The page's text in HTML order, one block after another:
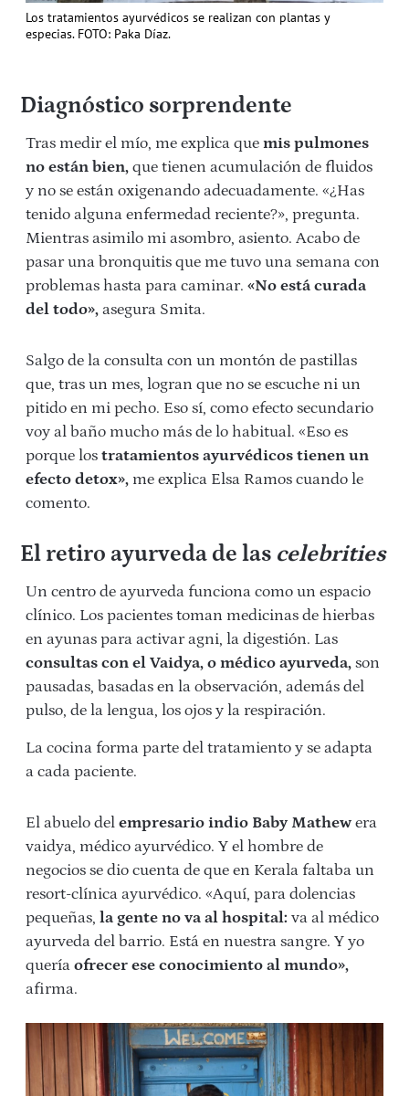
Los tratamientos ayurvédicos se realizan con plantas y
especias. FOTO: Paka Díaz.
Diagnóstico sorprendente
Tras medir el mío, me explica que mis pulmones
no están bien, que tienen acumulación de fluidos
y no se están oxigenando adecuadamente. «¿Has
tenido alguna enfermedad reciente?», pregunta.
Mientras asimilo mi asombro, asiento. Acabo de
pasar una bronquitis que me tuvo una semana con
problemas hasta para caminar. «No está curada
del todo», asegura Smita.
Salgo de la consulta con un montón de pastillas
que, tras un mes, logran que no se escuche ni un
pitido en mi pecho. Eso sí, como efecto secundario
voy al baño mucho más de lo habitual. «Eso es
porque los tratamientos ayurvédicos tienen un
efecto detox», me explica Elsa Ramos cuando le
comento.
El retiro ayurveda de las celebrities
Un centro de ayurveda funciona como un espacio
clínico. Los pacientes toman medicinas de hierbas
en ayunas para activar agni, la digestión. Las
consultas con el Vaidya, o médico ayurveda, son
pausadas, basadas en la observación, además del
pulso, de la lengua, los ojos y la respiración.
La cocina forma parte del tratamiento y se adapta
a cada paciente.
El abuelo del empresario indio Baby Mathew era
vaidya, médico ayurvédico. Y el hombre de
negocios se dio cuenta de que en Kerala faltaba un
resort-clínica ayurvédico. «Aquí, para dolencias
pequeñas, la gente no va al hospital: va al médico
ayurveda del barrio. Está en nuestra sangre. Y yo
quería ofrecer ese conocimiento al mundo»,
afirma.